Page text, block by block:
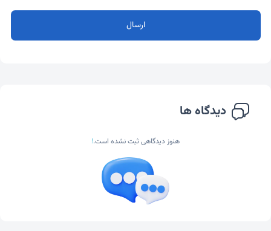
ارسال
دیدگاه ها
هنوز دیدگاهی ثبت نشده است.!